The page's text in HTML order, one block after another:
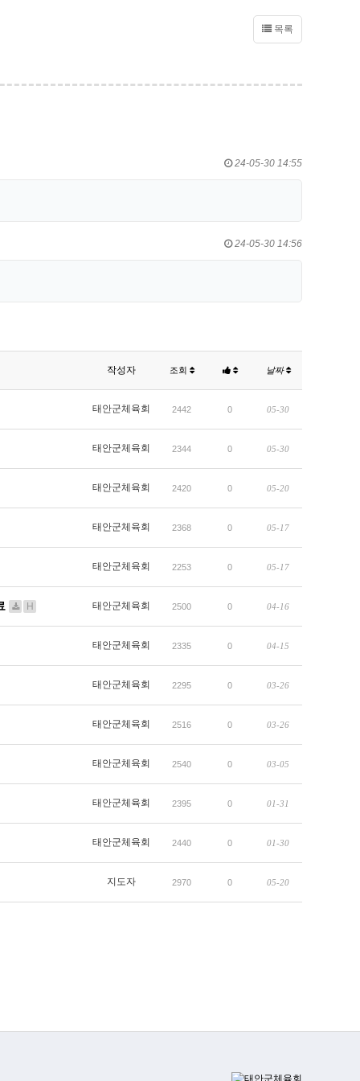
목록
24-05-30 14:55
24-05-30 14:56
작성자 조회 날짜
태안군체육회 2442 0 05-30
태안군체육회 2344 0 05-30
태안군체육회 2420 0 05-20
태안군체육회 2368 0 05-17
태안군체육회 2253 0 05-17
H 태안군체육회 2500 0 04-16
태안군체육회 2335 0 04-15
태안군체육회 2295 0 03-26
태안군체육회 2516 0 03-26
태안군체육회 2540 0 03-05
태안군체육회 2395 0 01-31
태안군체육회 2440 0 01-30
지도자 2970 0 05-20